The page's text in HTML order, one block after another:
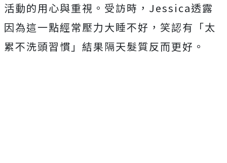
活動的用心與重視。受訪時， Jessica透露
因為這一點經常壓力大睡不好，笑認有「太
累不洗頭習慣」結果隔天髮質反而更好。